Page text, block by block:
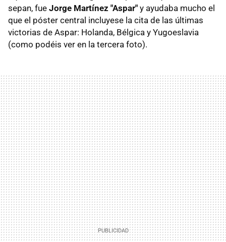
sepan, fue Jorge Martínez "Aspar" y ayudaba mucho el
que el póster central incluyese la cita de las últimas
victorias de Aspar: Holanda, Bélgica y Yugoeslavia
(como podéis ver en la tercera foto).